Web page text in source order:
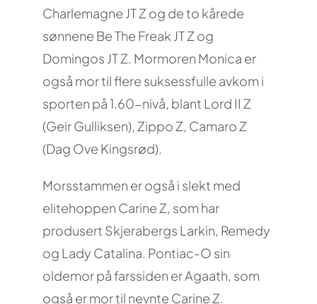
Charlemagne JT Z og de to kårede
sønnene Be The Freak JT Z og
Domingos JT Z. Mormoren Monica er
også mor til flere suksessfulle avkom i
sporten på 1.60-nivå, blant Lord II Z
(Geir Gulliksen), Zippo Z, Camaro Z
(Dag Ove Kingsrød).
Morsstammen er også i slekt med
elitehoppen Carine Z, som har
produsert Skjerabergs Larkin, Remedy
og Lady Catalina. Pontiac-O sin
oldemor på farssiden er Agaath, som
også er mor til nevnte Carine Z.